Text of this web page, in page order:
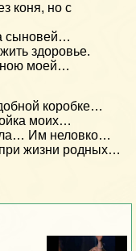
коня, но с
сыновей…
здоровье.
моей…
коробке…
моих…
Им неловко…
при жизни родных…